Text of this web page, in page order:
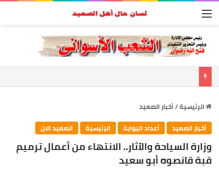
القائمة
الرئيسية/أخبار الصعيد
أخبار الصعيد
أعداد البوابة الرئيسية الصعيد الان
وزارة السياحة والآثار.. الانتهاء من أعمال ترميم
قبة قانصوه أبو سعيد